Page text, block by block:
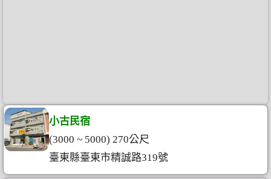
小古民宿
(3000 ~ 5000) 270公尺
臺東縣臺東市精誠路319號